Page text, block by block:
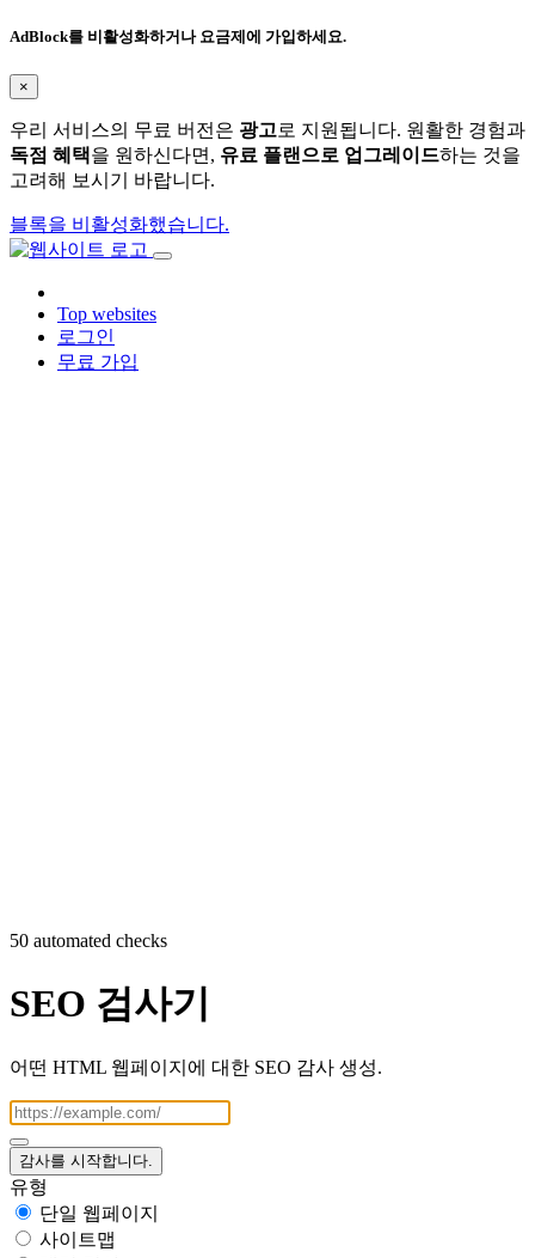
AdBlock를 비활성화하거나 요금제에 가입하세요.
×
우리 서비스의 무료 버전은 광고로 지원됩니다. 원활한 경험과
독점 혜택을 원하신다면, 유료 플랜으로 업그레이드하는 것을
고려해 보시기 바랍니다.
블록을 비활성화했습니다.
Top websites
로그인
무료 가입
50 automated checks
SEO 검사기
어떤 HTML 웹페이지에 대한 SEO 감사 생성.
감사를 시작합니다.
유형
단일 웹페이지
사이트맵